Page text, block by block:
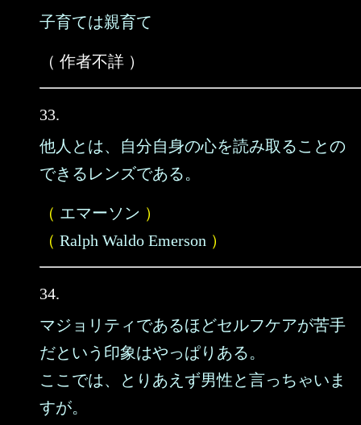
子育ては親育て
（ 作者不詳 ）
33.
他人とは、自分自身の心を読み取ることの
できるレンズである。
（ エマーソン ）
（ Ralph Waldo Emerson ）
34.
マジョリティであるほどセルフケアが苦手
だという印象はやっぱりある。
ここでは、とりあえず男性と言っちゃいま
すが。